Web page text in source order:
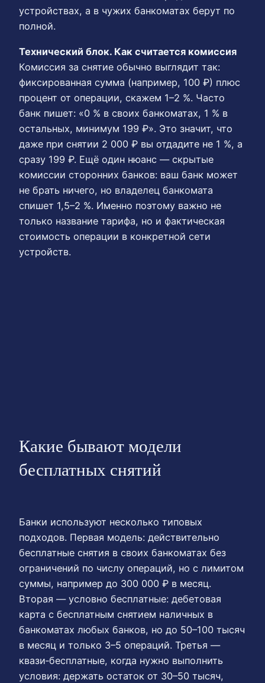
устройствах, а в чужих банкоматах берут по
полной.
Технический блок. Как считается комиссия
Комиссия за снятие обычно выглядит так:
фиксированная сумма (например, 100 ₽) плюс
процент от операции, скажем 1–2 %. Часто
банк пишет: «0 % в своих банкоматах, 1 % в
остальных, минимум 199 ₽». Это значит, что
даже при снятии 2 000 ₽ вы отдадите не 1 %, а
сразу 199 ₽. Ещё один нюанс — скрытые
комиссии сторонних банков: ваш банк может
не брать ничего, но владелец банкомата
спишет 1,5–2 %. Именно поэтому важно не
только название тарифа, но и фактическая
стоимость операции в конкретной сети
устройств.
Какие бывают модели
бесплатных снятий
Банки используют несколько типовых
подходов. Первая модель: действительно
бесплатные снятия в своих банкоматах без
ограничений по числу операций, но с лимитом
суммы, например до 300 000 ₽ в месяц.
Вторая — условно бесплатные: дебетовая
карта с бесплатным снятием наличных в
банкоматах любых банков, но до 50–100 тысяч
в месяц и только 3–5 операций. Третья —
квази‑бесплатные, когда нужно выполнить
условия: держать остаток от 30–50 тысяч,